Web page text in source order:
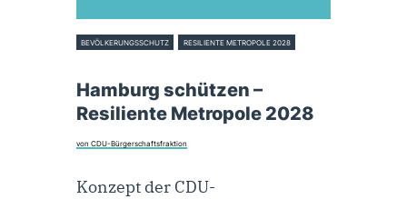
BEVÖLKERUNGSSCHUTZ RESILIENTE METROPOLE 2028
Hamburg schützen –
Resiliente Metropole 2028
von CDU-Bürgerschaftsfraktion
Konzept der CDU-